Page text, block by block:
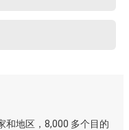
和地区，8,000 多个目的